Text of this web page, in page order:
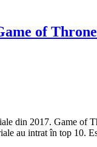
of
din 2017. Game of
au intrat în top 10.